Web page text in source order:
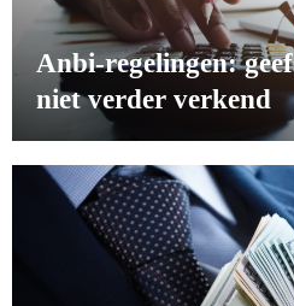
Anbi-regelingen:
niet verder verkend